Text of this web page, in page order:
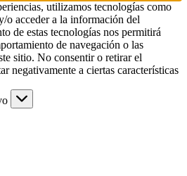
utilizamos tecnologías como
o acceder a la información del
de estas tecnologías nos permitirá
de navegación o las
sitio. No consentir o retirar el
negativamente a ciertas características